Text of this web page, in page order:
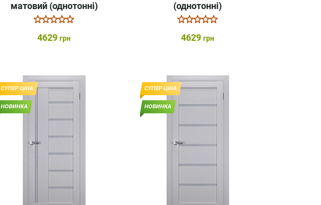
матовий (однотонні)
4629грн
(однотонні)
4629грн
СУПЕР ЦІНА
НОВИНКА
СУПЕР ЦІНА
НОВИНКА